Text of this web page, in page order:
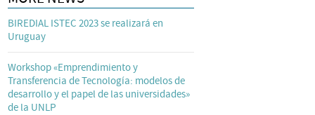
BIREDIAL ISTEC 2023 se realizará en
Uruguay
Workshop «Emprendimiento y
Transferencia de Tecnología: modelos de
desarrollo y el papel de las universidades»
de la UNLP